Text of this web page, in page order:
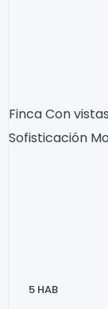
Finca Con
Sofisticación
5 HAB